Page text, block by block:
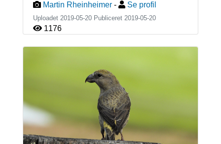
Martin Rheinheimer - Se profil
Uploadet 2019-05-20 Publiceret 2019-05-20
1176